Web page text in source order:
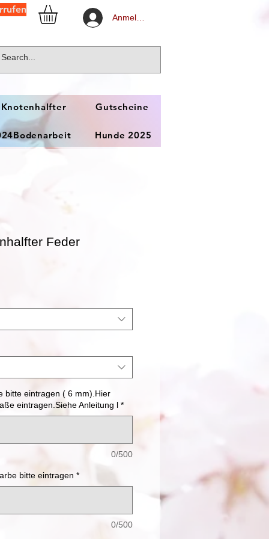
Anmelden
Gutscheine
Hunde 2025
Feder
bitte eintragen ( 6 mm).Hier
eintragen.Siehe Anleitung l *
0/500
bitte eintragen *
0/500